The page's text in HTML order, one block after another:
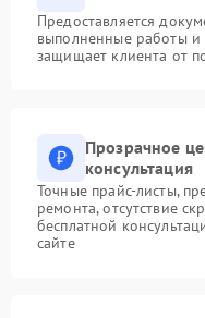
Предоставляется
выполненные работы и
защищает клиента от
Прозрачное
консультация
Точные прайс-листы,
ремонта, отсутствие
бесплатной
сайте